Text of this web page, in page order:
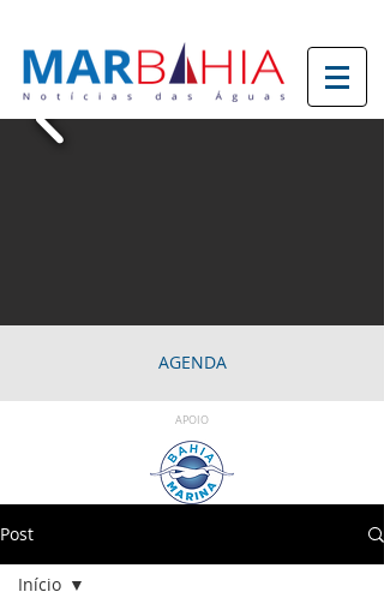
AGENDA
APOIO
Post
Início